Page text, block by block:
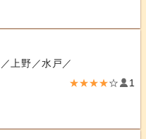
上野／水戸／
★★★★☆ 1